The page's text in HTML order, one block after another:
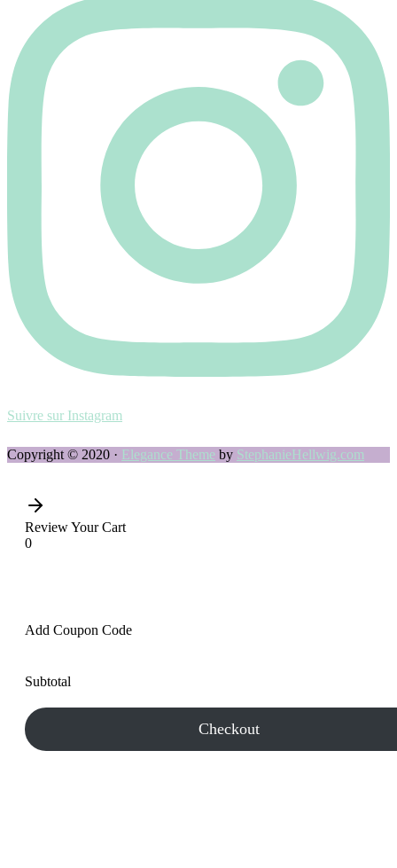
Suivre sur Instagram
Copyright © 2020 · Elegance Theme by StephanieHellwig.com
Review Your Cart
0
Add Coupon Code
Subtotal
Checkout